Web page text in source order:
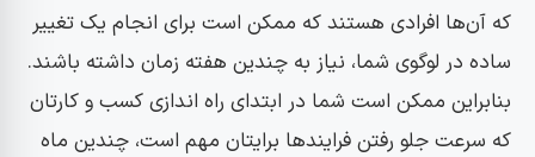
که آن‌ها افرادی هستند که ممکن است برای انجام یک تغییر
ساده در لوگوی شما، نیاز به چندین هفته زمان داشته باشند.
بنابراین ممکن است شما در ابتدای راه اندازی کسب و کارتان
که سرعت جلو رفتن فرایندها برایتان مهم است، چندین ماه